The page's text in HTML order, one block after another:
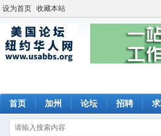
设为首页 收藏本站
首页 加州 论坛 招聘